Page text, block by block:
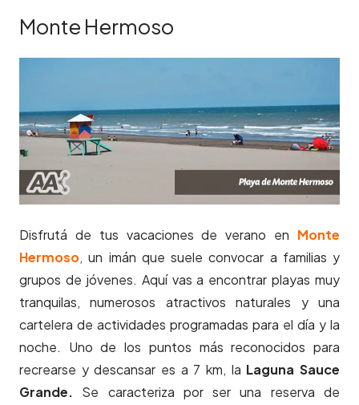
Monte Hermoso
Disfrutá de tus vacaciones de verano en Monte
Hermoso, un imán que suele convocar a familias y
grupos de jóvenes. Aquí vas a encontrar playas muy
tranquilas, numerosos atractivos naturales y una
cartelera de actividades programadas para el día y la
noche. Uno de los puntos más reconocidos para
recrearse y descansar es a 7 km, la Laguna Sauce
Grande. Se caracteriza por ser una reserva de